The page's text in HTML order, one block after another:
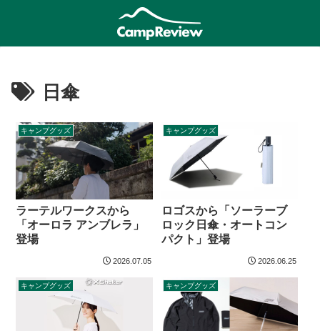
日傘
キャンプグッズ
ラーテルワークスから
「オーロラ アンブレラ」
登場
2026.07.05
キャンプグッズ
ロゴスから「ソーラーブ
ロック日傘・オートコン
パクト」登場
2026.06.25
キャンプグッズ キャンプグッズ